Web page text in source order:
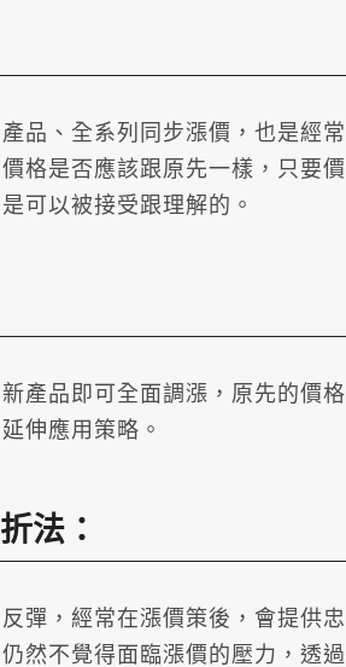
品、全系列同步漲價，也是經
格是否應該跟原先一樣，只要
可以被接受跟理解的。
產品即可全面調漲，原先的價
伸應用策略。
法：
彈，經常在漲價策後，會提供
然不覺得面臨漲價的壓力，透